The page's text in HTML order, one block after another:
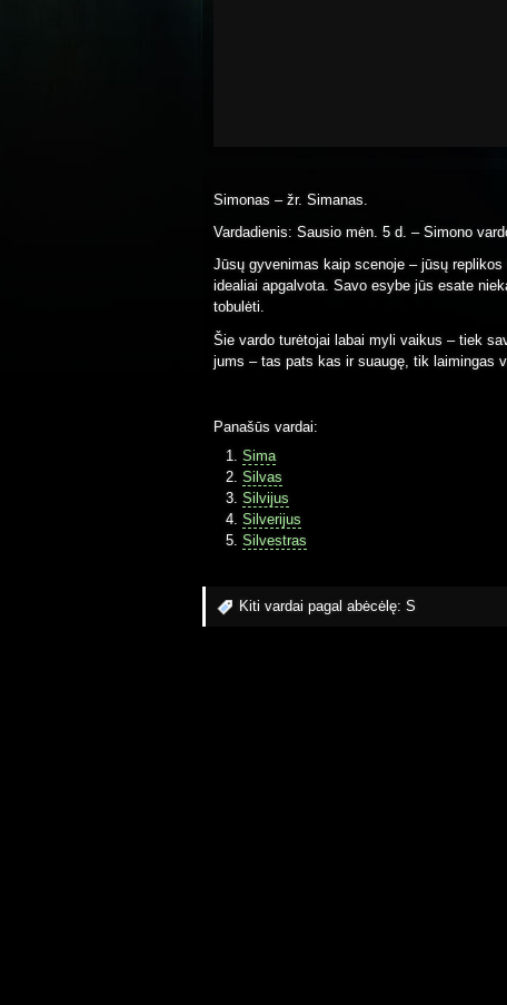
Simonas – žr. Simanas.
Vardadienis: Sausio mėn. 5 d. – Simono
Jūsų gyvenimas kaip scenoje – jūsų
idealiai apgalvota. Savo esybe jūs esate
tobulėti.
Šie vardo turėtojai labai myli vaikus – tiek
jums – tas pats kas ir suaugę, tik laimingas
Panašūs vardai:
Sima
Silvas
Silvijus
Silverijus
Silvestras
Kiti vardai pagal abėcėlę: S